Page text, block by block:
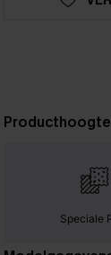
Speciale